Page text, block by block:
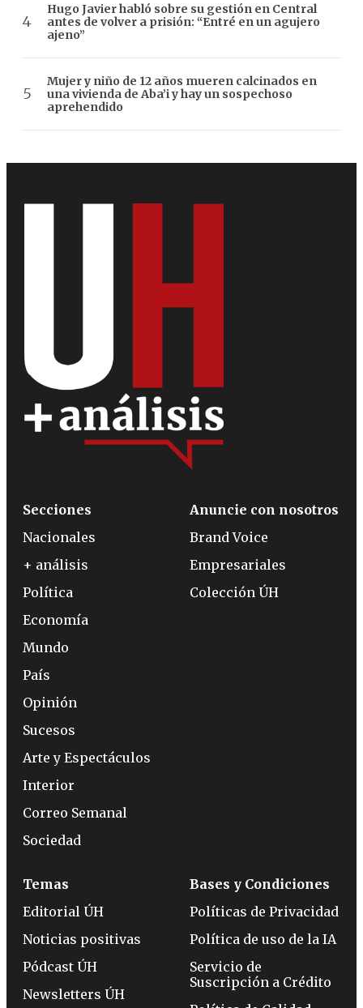
Hugo Javier habló sobre su gestión en Central
antes de volver a prisión: “Entré en un agujero
ajeno”
Mujer y niño de 12 años mueren calcinados en
una vivienda de Aba’i y hay un sospechoso
aprehendido
Secciones
Nacionales
+ análisis
Política
Economía
Mundo
País
Opinión
Sucesos
Arte y Espectáculos
Interior
Correo Semanal
Sociedad
Anuncie con nosotros
Brand Voice
Empresariales
Colección ÚH
Temas
Editorial ÚH
Noticias positivas
Pódcast ÚH
Newsletters ÚH
Bases y Condiciones
Políticas de Privacidad
Política de uso de la IA
Servicio de
Suscripción a Crédito